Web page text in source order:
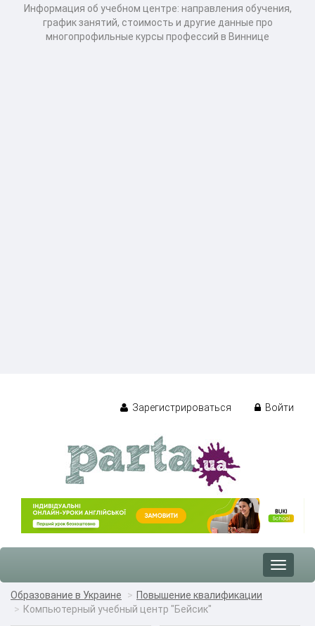
Информация об учебном центре: направления обучения,
график занятий, стоимость и другие данные про
многопрофильные курсы профессий в Виннице
Зарегистрироваться Войти
Toggle
Образование в Украине
Повышение квалификации
Компьютерный учебный центр "Бейсик"